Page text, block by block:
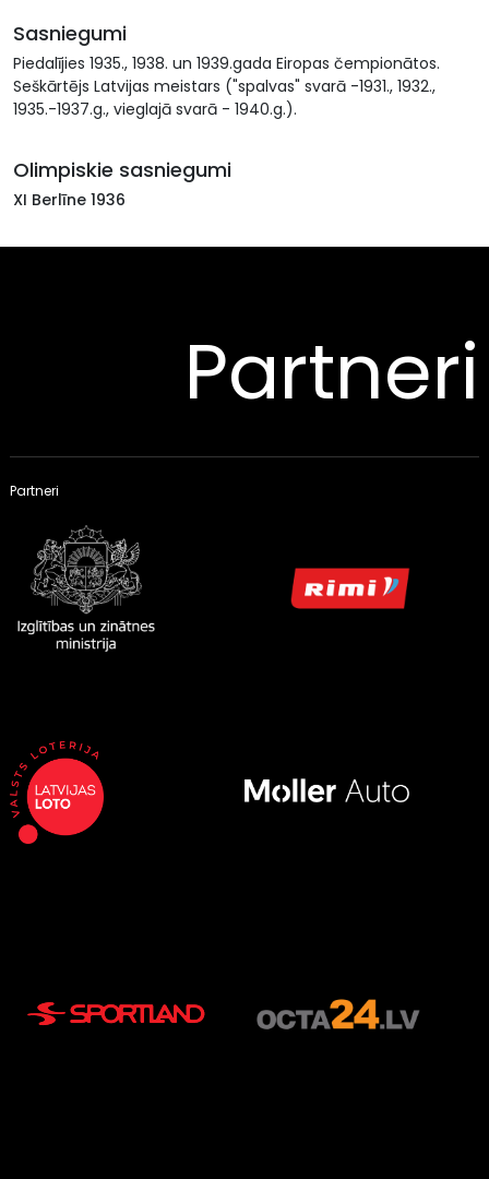
Sasniegumi
Piedalījies 1935., 1938. un 1939.gada Eiropas čempionātos.
Seškārtējs Latvijas meistars ("spalvas" svarā -1931., 1932.,
1935.-1937.g., vieglajā svarā - 1940.g.).
Olimpiskie sasniegumi
XI Berlīne 1936
Partneri
Partneri